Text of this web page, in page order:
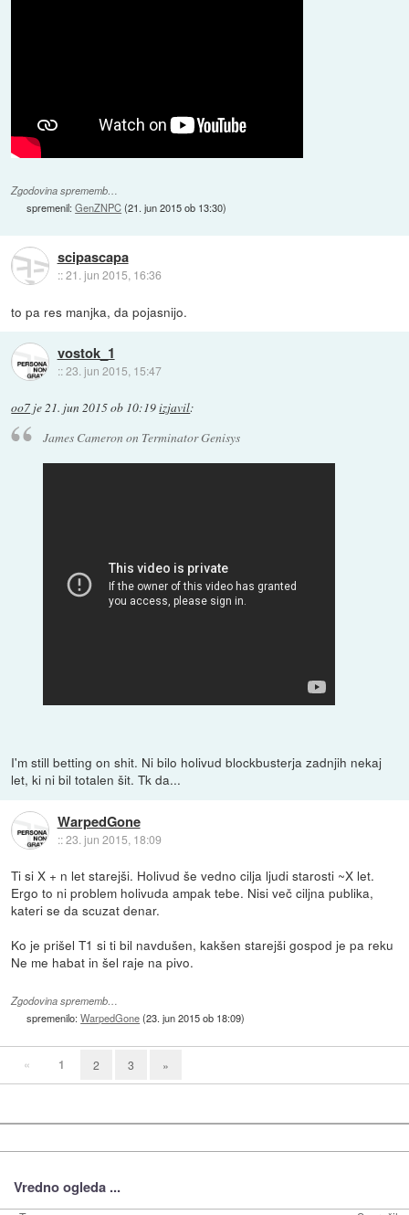
Zgodovina sprememb…
spremenil:GenZNPC(21. jun 2015 ob 13:30)
scipascapa
::21. jun 2015, 16:36
to pa res manjka, da pojasnijo.
vostok_1
::23. jun 2015, 15:47
oo7 je21. jun 2015 ob 10:19izjavil:
James Cameron on Terminator Genisys
I'm still betting on shit. Ni bilo holivud blockbusterja zadnjih nekaj
let, ki ni bil totalen šit. Tk da...
WarpedGone
::23. jun 2015, 18:09
Ti si X + n let starejši. Holivud še vedno cilja ljudi starosti ~X let.
Ergo to ni problem holivuda ampak tebe. Nisi več ciljna publika,
kateri se da scuzat denar.
Ko je prišel T1 si ti bil navdušen, kakšen starejši gospod je pa reku
Ne me habat in šel raje na pivo.
Zgodovina sprememb…
spremenilo:WarpedGone(23. jun 2015 ob 18:09)
« 1 2 3 »
Vredno ogleda ...